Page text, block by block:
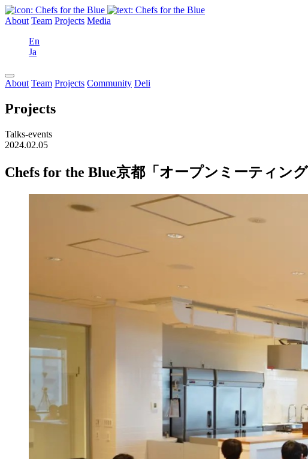
About Team Projects Media
En
Ja
About Team Projects Community Deli
Projects
Talks-events
2024.02.05
Chefs for the Blue京都「オープンミーティング